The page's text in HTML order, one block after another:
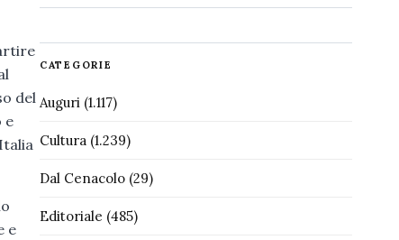
del
e
e
CATEGORIE
Auguri(1.117)
Cultura(1.239)
Dal Cenacolo(29)
Editoriale (485)